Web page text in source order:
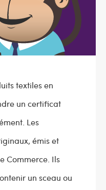
textiles en
un certificat
Les
émis et
Commerce. Ils
un sceau ou